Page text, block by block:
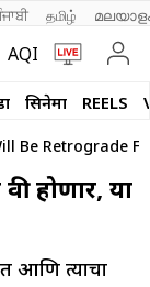
தமிழ்
AQI
सिनेमा REELS
Be Retrograde
होणार, या
आणि त्याचा